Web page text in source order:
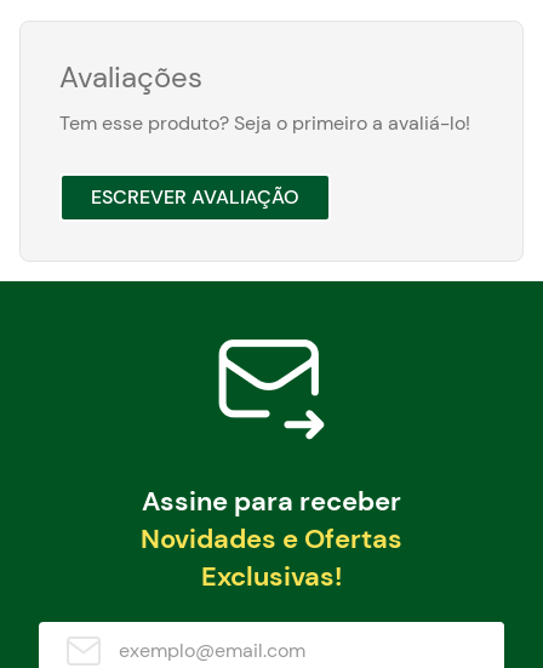
Avaliações
Tem esse produto? Seja o primeiro a avaliá-lo!
ESCREVER AVALIAÇÃO
Assine para receber
Novidades e Ofertas
Exclusivas!